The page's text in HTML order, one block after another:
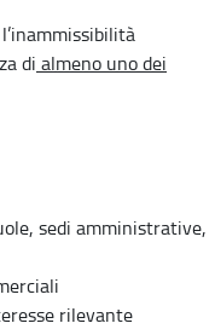
di almeno uno dei
e, sedi amministrative,
rilevante